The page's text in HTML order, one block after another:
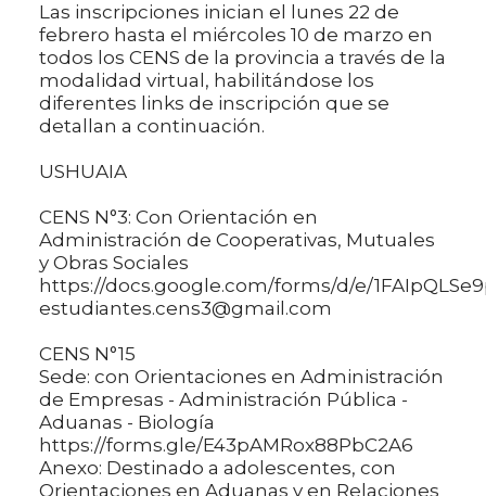
Las inscripciones inician el lunes 22 de
febrero hasta el miércoles 10 de marzo en
todos los CENS de la provincia a través de la
modalidad virtual, habilitándose los
diferentes links de inscripción que se
detallan a continuación.
USHUAIA
CENS N°3: Con Orientación en
Administración de Cooperativas, Mutuales
y Obras Sociales
https://docs.google.com/forms/d/e/
estudiantes.cens3@gmail.com
CENS N°15
Sede: con Orientaciones en Administración
de Empresas - Administración Pública -
Aduanas - Biología
https://forms.gle/E43pAMRox88PbC2A6
Anexo: Destinado a adolescentes, con
Orientaciones en Aduanas y en Relaciones